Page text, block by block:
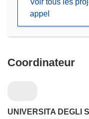
nouvelle
fenêtre)
Voir tous les
appel
Coordinateur
UNIVERSITA DEGLI